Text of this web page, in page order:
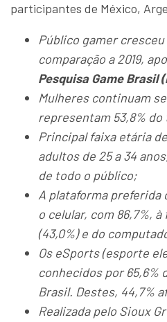
participantes de México,
Público gamer cresceu
comparação a 2019,
Pesquisa Game Brasil
Mulheres continuam
representam 53,8%
Principal faixa etária
adultos de 25 a 34
de todo o público;
A plataforma preferida
o celular, com 86,7%,
(43,0%) e do
Os eSports (esporte
conhecidos por 65,6%
Brasil. Destes, 44,7%
Realizada pelo Sioux